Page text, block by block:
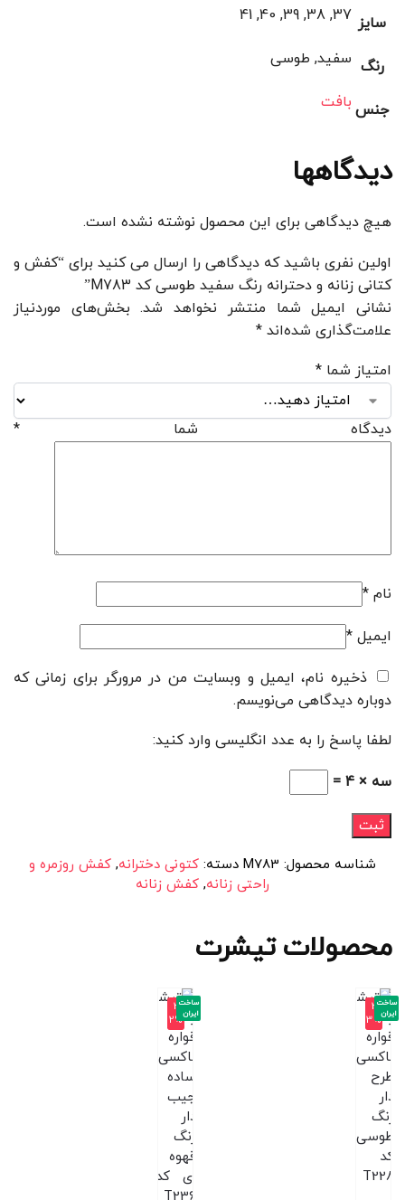
سایز 37, 38, 39, 40, 41
رنگ سفید, طوسی
جنس بافت
دیدگاهها
هیچ دیدگاهی برای این محصول نوشته نشده است.
اولین نفری باشید که دیدگاهی را ارسال می کنید برای “کفش و
کتانی زنانه و دحترانه رنگ سفید طوسی کد M783”
نشانی ایمیل شما منتشر نخواهد شد. بخش‌های موردنیاز
علامت‌گذاری شده‌اند *
امتیاز شما *
دیدگاه شما *
نام *
ایمیل *
ذخیره نام، ایمیل و وبسایت من در مرورگر برای زمانی که
دوباره دیدگاهی می‌نویسم.
لطفا پاسخ را به عدد انگلیسی وارد کنید:
سه × 4 =
شناسه محصول: M783 دسته: کتونی دخترانه, کفش روزمره و
راحتی زنانه, کفش زنانه
محصولات تیشرت
-3
3%
ساخت
ایران
-3
2%
ساخت
ایران